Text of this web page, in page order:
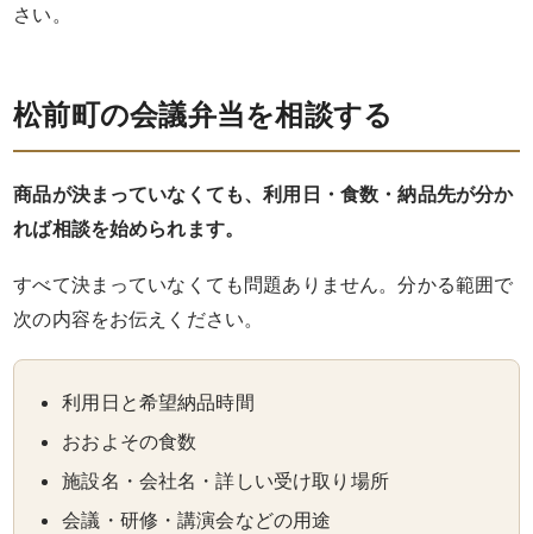
ン
ク・
サ
ド
メ
ニ
ュ
ー
さい。
松前町の会議弁当を相談する
商品が決まっていなくても、利用日・食数・納品先が分か
れば相談を始められます。
すべて決まっていなくても問題ありません。分かる範囲で
次の内容をお伝えください。
利用日と希望納品時間
おおよその食数
施設名・会社名・詳しい受け取り場所
会議・研修・講演会などの用途